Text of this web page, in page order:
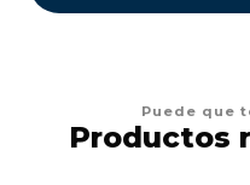
Puede que
Productos